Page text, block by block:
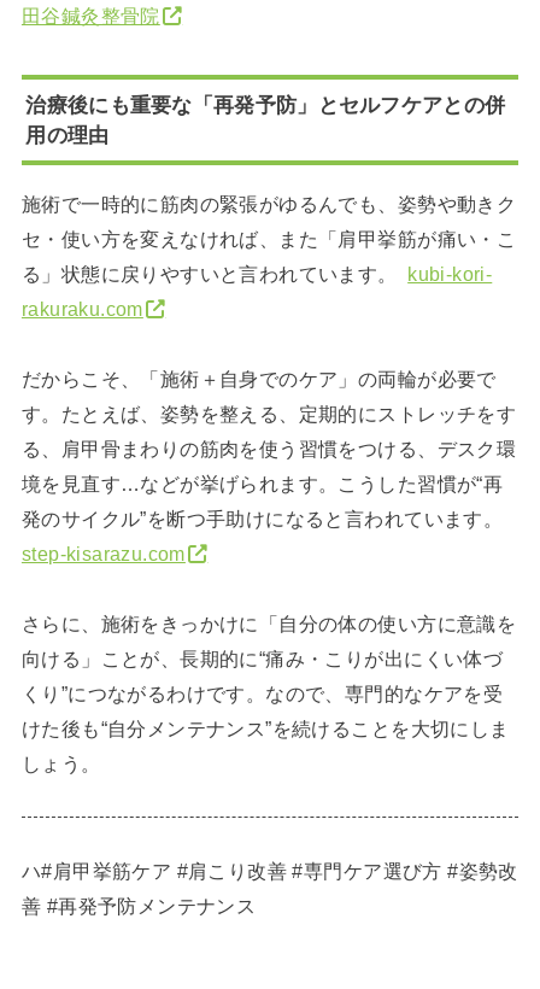
田谷鍼灸整骨院
治療後にも重要な「再発予防」とセルフケアとの併
用の理由
施術で一時的に筋肉の緊張がゆるんでも、姿勢や動きク
セ・使い方を変えなければ、また「肩甲挙筋が痛い・こ
る」状態に戻りやすいと言われています。 kubi-kori-
rakuraku.com
だからこそ、「施術＋自身でのケア」の両輪が必要で
す。たとえば、姿勢を整える、定期的にストレッチをす
る、肩甲骨まわりの筋肉を使う習慣をつける、デスク環
境を見直す…などが挙げられます。こうした習慣が“再
発のサイクル”を断つ手助けになると言われています。
step-kisarazu.com
さらに、施術をきっかけに「自分の体の使い方に意識を
向ける」ことが、長期的に“痛み・こりが出にくい体づ
くり”につながるわけです。なので、専門的なケアを受
けた後も“自分メンテナンス”を続けることを大切にしま
しょう。
ハ#肩甲挙筋ケア #肩こり改善 #専門ケア選び方 #姿勢改
善 #再発予防メンテナンス